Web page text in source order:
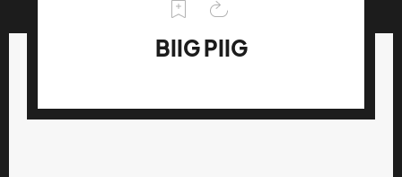
BIIG PIIG